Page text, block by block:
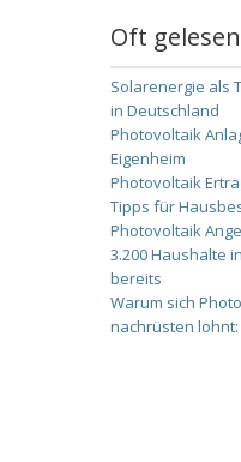
Oft gelesen
Solarenergie als
in Deutschland
Photovoltaik
Eigenheim
Photovoltaik
Tipps für
Photovoltaik
3.200 Haushalte
bereits
Warum sich
nachrüsten